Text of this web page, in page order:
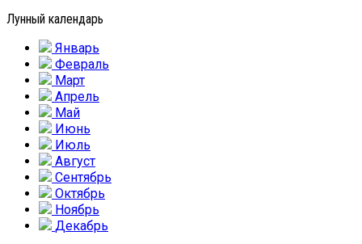
Лунный календарь
Январь
Февраль
Март
Апрель
Май
Июнь
Июль
Август
Сентябрь
Октябрь
Ноябрь
Декабрь